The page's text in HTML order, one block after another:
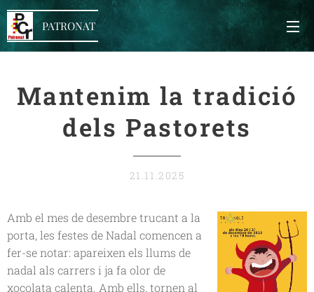
PATRONAT
Mantenim la tradició
dels Pastorets
21.11.2025
Amb el mes de desembre trucant a la
porta, les festes de Nadal comencen a
fer-se notar: apareixen els llums de
nadal als carrers i ja fa olor de
xocolata calenta. Amb ells, tornen al